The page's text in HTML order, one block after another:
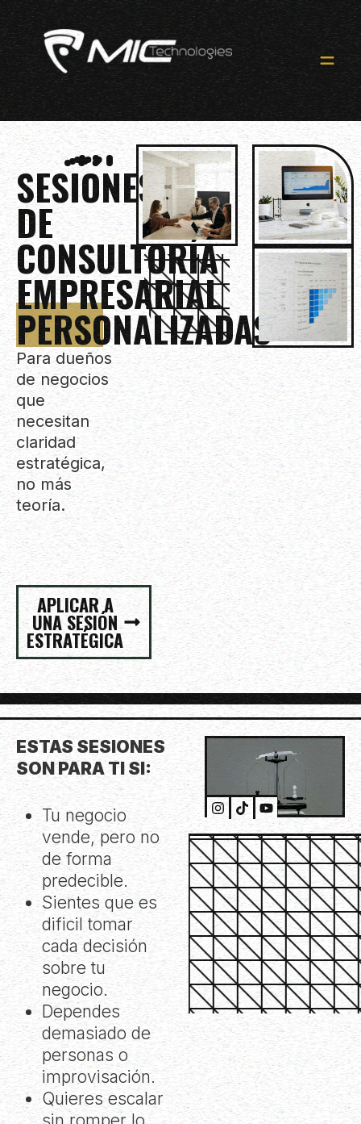
SESIONES
DE
CONSULTORÍA
EMPRESARIAL
PERSONALIZADAS
Para dueños
de negocios
que
necesitan
claridad
estratégica,
no más
teoría.
APLICAR A
UNA SESIÓN
ESTRATÉGICA
ESTAS SESIONES
SON PARA TI SI:
Tu negocio
vende, pero no
de forma
predecible.
Sientes que es
dificil tomar
cada decisión
sobre tu
negocio.
Dependes
demasiado de
personas o
improvisación.
Quieres escalar